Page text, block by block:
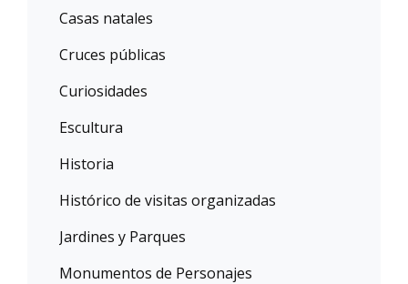
Casas natales
Cruces públicas
Curiosidades
Escultura
Historia
Histórico de visitas organizadas
Jardines y Parques
Monumentos de Personajes